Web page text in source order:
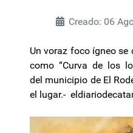
Creado: 06
Un voraz foco ígneo
como “Curva de los
del municipio de El
el lugar.-